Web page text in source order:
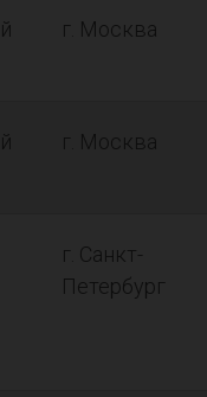
г. Москва
г. Москва
г. Санкт-
Петербург